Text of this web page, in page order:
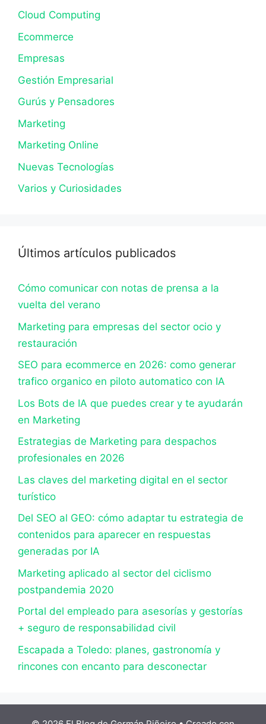
Cloud Computing
Ecommerce
Empresas
Gestión Empresarial
Gurús y Pensadores
Marketing
Marketing Online
Nuevas Tecnologías
Varios y Curiosidades
Últimos artículos publicados
Cómo comunicar con notas de prensa a la
vuelta del verano
Marketing para empresas del sector ocio y
restauración
SEO para ecommerce en 2026: como generar
trafico organico en piloto automatico con IA
Los Bots de IA que puedes crear y te ayudarán
en Marketing
Estrategias de Marketing para despachos
profesionales en 2026
Las claves del marketing digital en el sector
turístico
Del SEO al GEO: cómo adaptar tu estrategia de
contenidos para aparecer en respuestas
generadas por IA
Marketing aplicado al sector del ciclismo
postpandemia 2020
Portal del empleado para asesorías y gestorías
+ seguro de responsabilidad civil
Escapada a Toledo: planes, gastronomía y
rincones con encanto para desconectar